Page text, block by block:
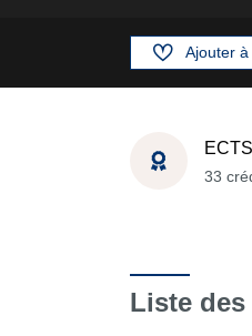
Ajouter
ECTS
33
Liste